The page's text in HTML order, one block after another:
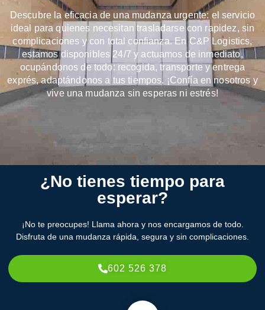
Descubre la eficacia de una mudanza urgente: el servicio
ideal para quienes necesitan trasladarse con rapidez, sin
complicaciones y con total confianza. EnC&P Logistics,
estamos disponibles 24/7 y actuamos de inmediato,
ocupándonos de todo: recogida, transporte y entrega
exprés, adaptándonos a tus tiempos. ¡Confía en nosotros y
vive una mudanza sin esperas ni estrés!
¿No tienes tiempo para
esperar?
¡No te preocupes! Llama ahora y nos encargamos de todo.
Disfruta de una mudanza rápida, segura y sin complicaciones.
602 526 378